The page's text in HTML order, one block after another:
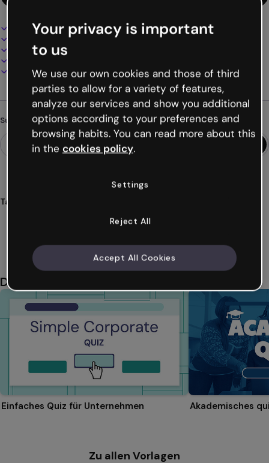
Interaktives und animiertes Design
100% anpassbar
Audio, Video und Multimedia hinzufügen
Als PDF, MP4 und andere Formate herunterladen
Suchst du etwas anderes?
Tags
Mehr anzeigen (49)
Das könnte dir auch gefallen
Einfaches Quiz für Unternehmen Akademisches
Zu allen Vorlagen
Your privacy is important
to us
We use our own cookies and those of third
parties to allow for a variety of features,
analyze our services and show you additional
options according to your preferences and
browsing habits. You can read more about this
in the cookies policy.
Settings
Reject All
Accept All Cookies